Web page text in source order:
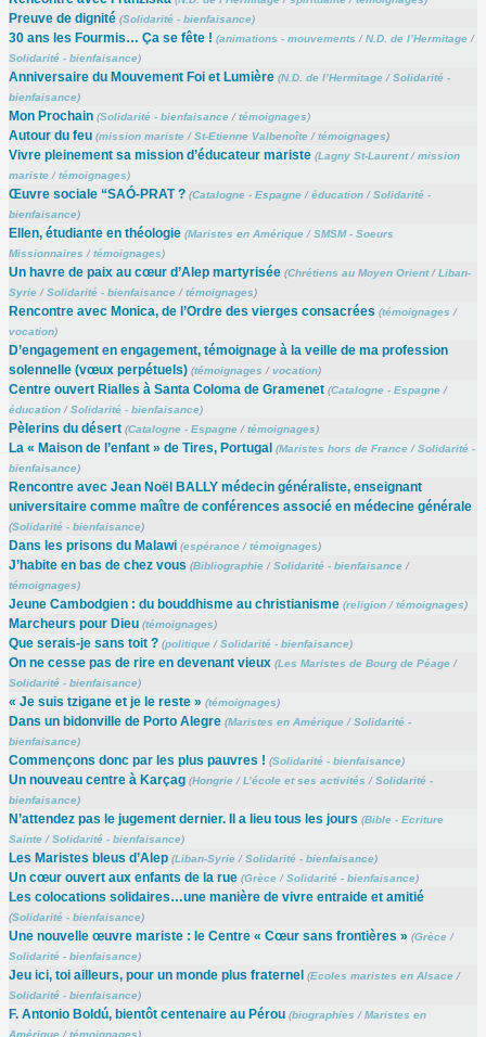
Preuve de dignité (Solidarité - bienfaisance)
30 ans les Fourmis… Ça se fête ! (animations - mouvements /N.D. de l’Hermitage/
Solidarité - bienfaisance)
Anniversaire du Mouvement Foi et Lumière (N.D. de l’Hermitage/Solidarité -
bienfaisance)
Mon Prochain (Solidarité - bienfaisance/témoignages)
Autour du feu (mission mariste/St-Etienne Valbenoîte/témoignages)
Vivre pleinement sa mission d’éducateur mariste (Lagny St-Laurent/mission
mariste/témoignages)
Œuvre sociale “SAÓ-PRAT ? (Catalogne - Espagne/éducation/Solidarité -
bienfaisance)
Ellen, étudiante en théologie (Maristes en Amérique/SMSM - Soeurs
Missionnaires /témoignages)
Un havre de paix au cœur d’Alep martyrisée (Chrétiens au Moyen Orient/Liban-
Syrie/Solidarité - bienfaisance/témoignages)
Rencontre avec Monica, de l’Ordre des vierges consacrées (témoignages /
vocation)
D’engagement en engagement, témoignage à la veille de ma profession
solennelle (vœux perpétuels) (témoignages /vocation)
Centre ouvert Rialles à Santa Coloma de Gramenet (Catalogne - Espagne/
éducation/Solidarité - bienfaisance)
Pèlerins du désert (Catalogne - Espagne/témoignages)
La « Maison de l’enfant » de Tires, Portugal (Maristes hors de France/Solidarité -
bienfaisance)
Rencontre avec Jean Noël BALLY médecin généraliste, enseignant
universitaire comme maître de conférences associé en médecine générale
(Solidarité - bienfaisance)
Dans les prisons du Malawi (espérance/témoignages)
J’habite en bas de chez vous (Bibliographie/Solidarité - bienfaisance/
témoignages)
Jeune Cambodgien : du bouddhisme au christianisme (religion/témoignages)
Marcheurs pour Dieu (témoignages)
Que serais-je sans toit ? (politique/Solidarité - bienfaisance)
On ne cesse pas de rire en devenant vieux (Les Maristes de Bourg de Péage/
Solidarité - bienfaisance)
« Je suis tzigane et je le reste » (témoignages)
Dans un bidonville de Porto Alegre (Maristes en Amérique/Solidarité -
bienfaisance)
Commençons donc par les plus pauvres ! (Solidarité - bienfaisance)
Un nouveau centre à Karçag (Hongrie/L’école et ses activités /Solidarité -
bienfaisance)
N’attendez pas le jugement dernier. Il a lieu tous les jours (Bible - Ecriture
Sainte/Solidarité - bienfaisance)
Les Maristes bleus d’Alep (Liban-Syrie/Solidarité - bienfaisance)
Un cœur ouvert aux enfants de la rue (Grèce/Solidarité - bienfaisance)
Les colocations solidaires…une manière de vivre entraide et amitié
(Solidarité - bienfaisance)
Une nouvelle œuvre mariste : le Centre « Cœur sans frontières » (Grèce/
Solidarité - bienfaisance)
Jeu ici, toi ailleurs, pour un monde plus fraternel (Ecoles maristes en Alsace/
Solidarité - bienfaisance)
F. Antonio Boldú, bientôt centenaire au Pérou (biographies /Maristes en
Amérique/témoignages)